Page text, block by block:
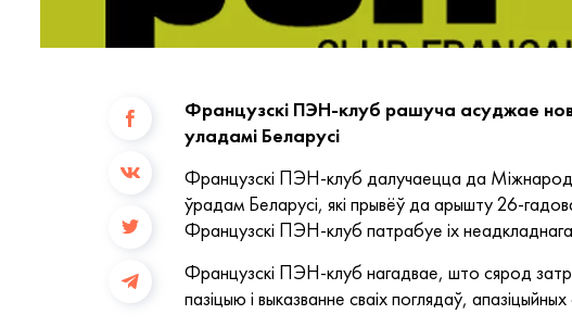
Французскі ПЭН-клуб рашуча асуджае
уладамі Беларусі
Французскі ПЭН-клуб далучаецца да
ўрадам Беларусі, які прывёў да арышту 26-
Французскі ПЭН-клуб патрабуе іх неадкладнага
Французскі ПЭН-клуб нагадвае, што сярод
пазіцыю і выказванне сваіх поглядаў,